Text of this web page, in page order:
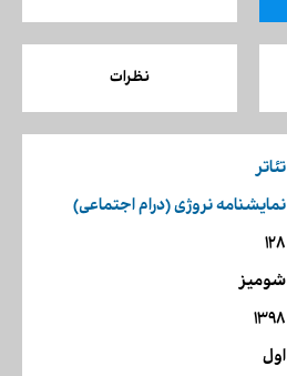
نظرات
تئاتر
نمایشنامه نروژی (درام اجتماعی)
128
شومیز
1398
اول